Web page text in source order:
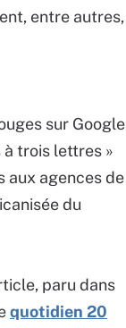
entre autres,
sur Google
trois lettres »
aux agences de
du
paru dans
quotidien 20